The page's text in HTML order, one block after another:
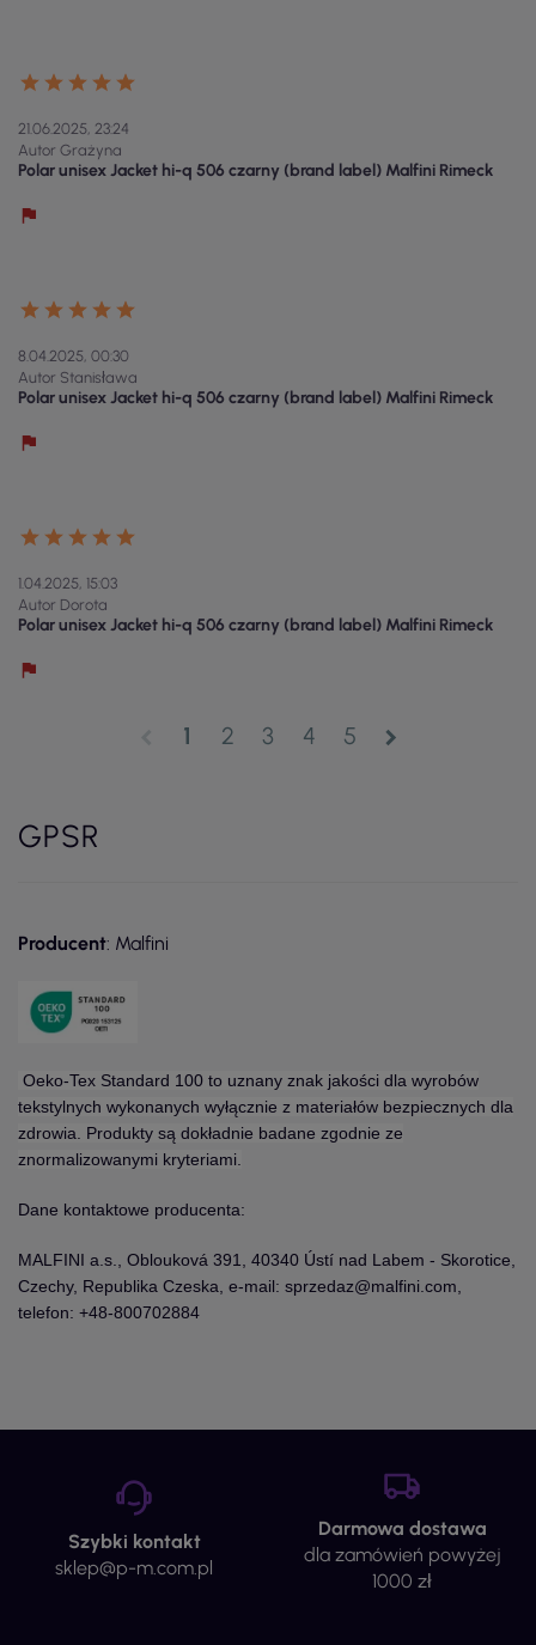
21.06.2025, 23:24
Autor Grażyna
Polar unisex Jacket hi-q 506 czarny (brand label) Malfini Rimeck
8.04.2025, 00:30
Autor Stanisława
Polar unisex Jacket hi-q 506 czarny (brand label) Malfini Rimeck
1.04.2025, 15:03
Autor Dorota
Polar unisex Jacket hi-q 506 czarny (brand label) Malfini Rimeck
1 2 3 4 5 chevron_right
GPSR
Producent: Malfini
Oeko-Tex Standard 100 to uznany znak jakości dla wyrobów
tekstylnych wykonanych wyłącznie z materiałów bezpiecznych dla
zdrowia. Produkty są dokładnie badane zgodnie ze
znormalizowanymi kryteriami.
Dane kontaktowe producenta:
MALFINI a.s., Oblouková 391, 40340 Ústí nad Labem - Skorotice,
Czechy, Republika Czeska, e-mail: sprzedaz@malfini.com,
telefon: +48-800702884
Szybki kontakt
sklep@p-m.com.pl
Darmowa dostawa
dla zamówień powyżej
1000 zł